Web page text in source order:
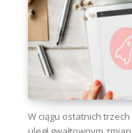
W ciągu ostatnich